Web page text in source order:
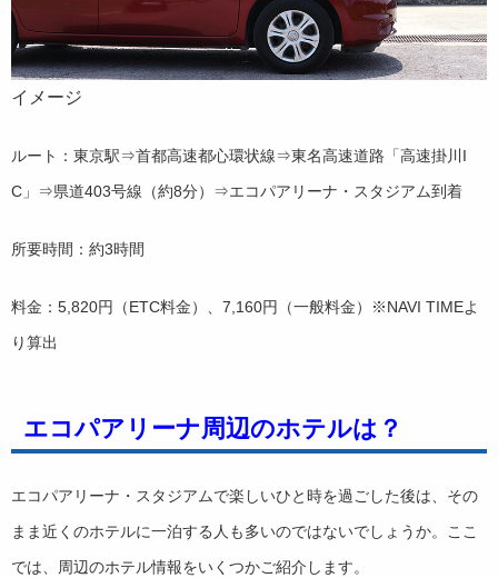
イメージ
ルート：東京駅⇒首都高速都心環状線⇒東名高速道路「高速掛川I
C」⇒県道403号線（約8分）⇒エコパアリーナ・スタジアム到着
所要時間：約3時間
料金：5,820円（ETC料金）、7,160円（一般料金）※NAVI TIMEよ
り算出
エコパアリーナ周辺のホテルは？
エコパアリーナ・スタジアムで楽しいひと時を過ごした後は、その
まま近くのホテルに一泊する人も多いのではないでしょうか。ここ
では、周辺のホテル情報をいくつかご紹介します。